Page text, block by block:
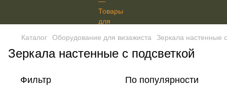
Каталог Оборудование для визажиста Зеркала настенные
Зеркала настенные с подсветкой
Фильтр По популярности